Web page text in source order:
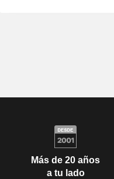
Más de 20 años
a tu lado